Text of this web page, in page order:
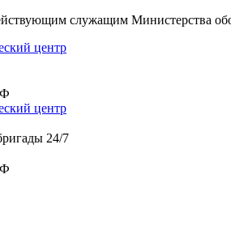
служащим Министерства
центр
центр
24/7